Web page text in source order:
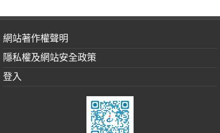
網站著作權聲明
隱私權及網站安全政策
登入